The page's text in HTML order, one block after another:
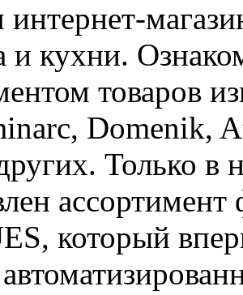
и кухни.
товаров
Domenik,
Только в
который